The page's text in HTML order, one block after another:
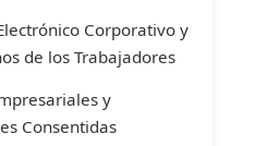
Corporativo y
de los Trabajadores
y
Consentidas